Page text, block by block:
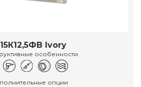
Ivory
особенности
опции